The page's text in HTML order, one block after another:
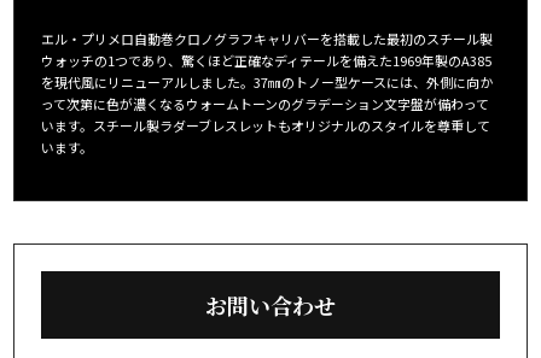
エル・プリメロ自動巻クロノグラフキャリバーを搭載した最初のスチール製
ウォッチの1つであり、驚くほど正確なディテールを備えた1969年製のA385
を現代風にリニューアルしました。37㎜のトノー型ケースには、外側に向か
って次第に色が濃くなるウォームトーンのグラデーション文字盤が備わって
います。スチール製ラダーブレスレットもオリジナルのスタイルを尊重して
います。
お問い合わせ